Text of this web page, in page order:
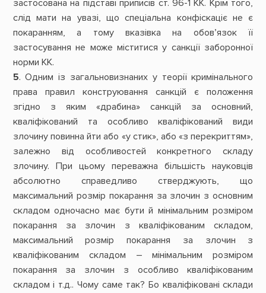
застосована на підставі приписів ст. 96-1 КК. Крім того,
слід мати на увазі, що спеціальна конфіскаціє не є
покаранням, а тому вказівка на обов’язок її
застосування не може міститися у санкції заборонної
норми КК.
5. Одним із загальновизнаних у теорії кримінального
права правил конструювання санкцій є положення
згідно з яким «драбина» санкцій за основний,
кваліфікований та особливо кваліфікований види
злочину повинна йти або «у стик», або «з перекриттям»,
залежно від особливостей конкретного складу
злочину. При цьому переважна більшість науковців
абсолютно справедливо стверджують, що
максимальний розмір покарання за злочин з основним
складом одночасно має бути й мінімальним розміром
покарання за злочин з кваліфікованим складом,
максимальний розмір покарання за злочин з
кваліфікованим складом – мінімальним розміром
покарання за злочин з особливо кваліфікованим
складом і т.д.. Чому саме так? Бо кваліфіковані склади